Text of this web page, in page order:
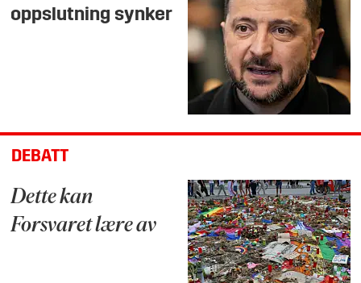
oppslutning synker
DEBATT
Dette kan
Forsvaret lære av